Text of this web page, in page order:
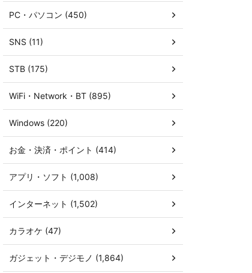
PC・パソコン (450)
SNS (11)
STB (175)
WiFi・Network・BT (895)
Windows (220)
お金・決済・ポイント (414)
アプリ・ソフト (1,008)
インターネット (1,502)
カラオケ (47)
ガジェット・デジモノ (1,864)